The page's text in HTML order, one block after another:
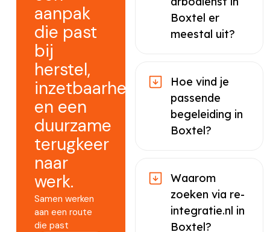
aanpak
die past
bij
herstel,
inzetbaarheid
en een
duurzame
terugkeer
naar
werk.
Samen werken
aan een route
die past
Boxtel er
meestal uit?
Hoe vind je
passende
begeleiding in
Boxtel?
Waarom
zoeken via re-
integratie.nl in
Boxtel?